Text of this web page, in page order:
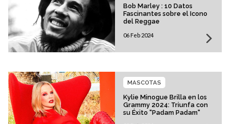
Bob Marley : 10 Datos
Fascinantes sobre el Icono
del Reggae
06 Feb 2024
Kylie Minogue Brilla en los
Grammy 2024: Triunfa con
su Éxito "Padam Padam"
MASCOTAS